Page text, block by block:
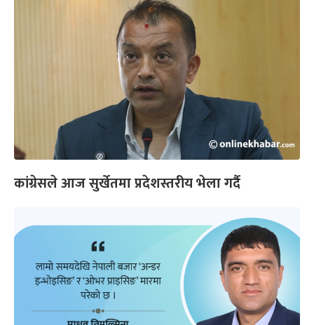
कांग्रेसले आज सुर्खेतमा प्रदेशस्तरीय भेला गर्दै